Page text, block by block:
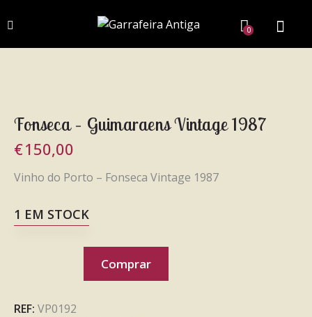
0
Fonseca – Guimaraens Vintage 1987
€150,00
Vinho do Porto – Fonseca Vintage 1987
1 EM STOCK
Comprar
REF: VP0192